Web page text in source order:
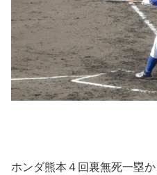
ホンダ熊本４回裏無死一塁